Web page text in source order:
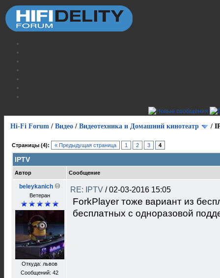
Hi-Fi Forum / Видео / Видеотехника и Домашний кинотеатр /
Страницы (4): « Предыдущая страница 1 2 3 4
IPTV
Автор Сообщение
beleykanich
Ветеран
Откуда: львов
Сообщений: 42
RE: IPTV /02-03-2016 15:05
ForkPlayer тоже вариант из
бесплатных с одноразовой